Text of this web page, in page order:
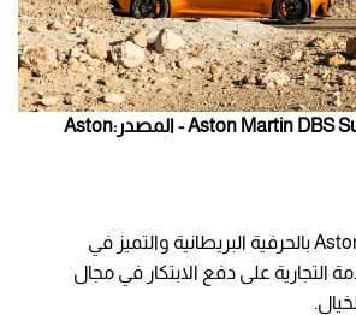
Aston Martin DBS Superleggera Volante - المصدر:Aston
يقترن اسم Aston Martin بالحرفية البريطانية والتميز في
التجارية على دفع الابتكار في مجال